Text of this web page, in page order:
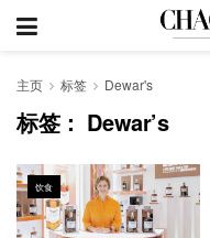
主页 标签 Dewar's
标签： Dewar’s
饮食